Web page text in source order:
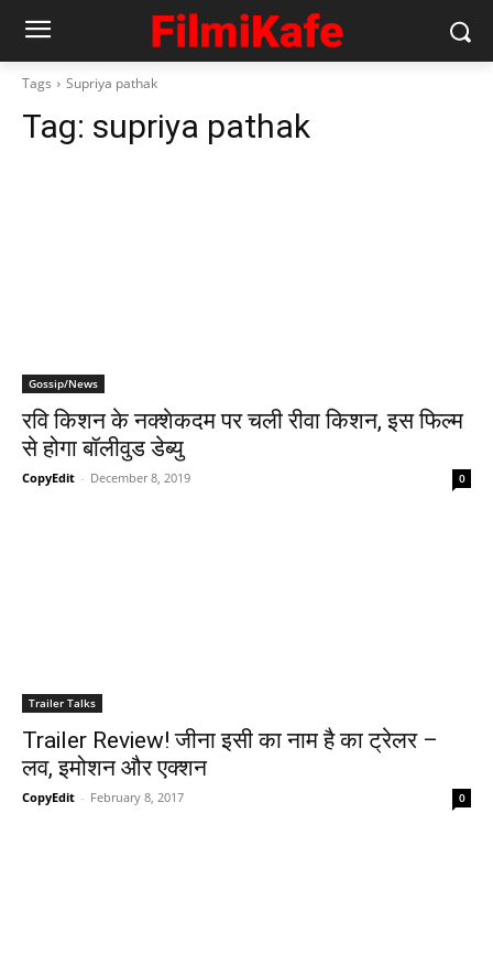
Tags Supriya pathak
Tag: supriya pathak
Gossip/News
रव‍ि किशन के नक्‍शेकदम पर चली रीवा किशन, इस फिल्‍म
से होगा बॉलीवुड डेब्‍यु
CopyEdit - December 8, 2019 0
Trailer Talks
Trailer Review! जीना इसी का नाम है का ट्रेलर –
लव, इमोशन और एक्‍शन
CopyEdit - February 8, 2017 0